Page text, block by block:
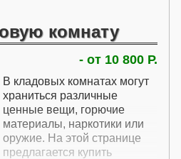
дверей для подсобных
помещений могут очень
легко повреждаться чем-
нибудь тяжелым, поэтому
здесь для подсобки и
применяются мощные
приварные ручки и
сувальдный замок без
выпирающих частей.
комнату
- от 10 800 Р.
В кладовых комнатах могут
храниться различные
ценные вещи, горючие
материалы, наркотики или
оружие. На этой странице
предлагается купить